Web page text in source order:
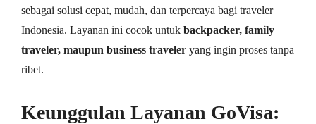
sebagai solusi cepat, mudah, dan terpercaya bagi traveler
Indonesia. Layanan ini cocok untuk backpacker, family
traveler, maupun business traveler yang ingin proses tanpa
ribet.
Keunggulan Layanan GoVisa: